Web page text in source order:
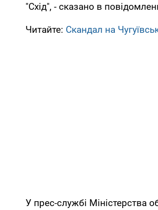
"Схід", - сказано в
Читайте: Скандал на
У прес-службі Міністерства